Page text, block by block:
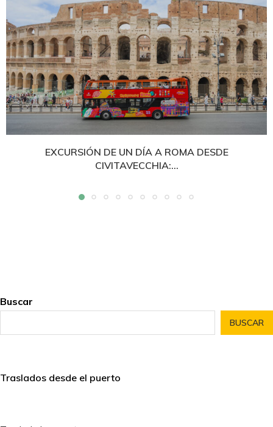
EXCURSIÓN DE UN DÍA A ROMA DESDE
CIVITAVECCHIA:...
Buscar
BUSCAR
Traslados desde el puerto